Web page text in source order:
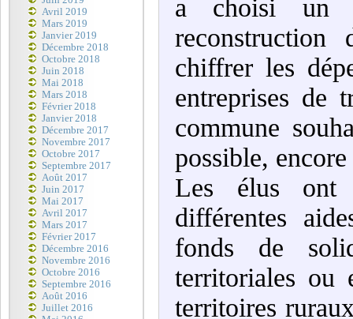
Avril 2019
Mars 2019
Janvier 2019
Décembre 2018
Octobre 2018
Juin 2018
Mai 2018
Mars 2018
Février 2018
Janvier 2018
Décembre 2017
Novembre 2017
Octobre 2017
Septembre 2017
Août 2017
Juin 2017
Mai 2017
Avril 2017
Mars 2017
Février 2017
Décembre 2016
Novembre 2016
Octobre 2016
Septembre 2016
Août 2016
Juillet 2016
a choisi un
chiffrer les
entreprises de
commune
possible,
Les élus ont
différentes
fonds de
territoriales ou
territoires